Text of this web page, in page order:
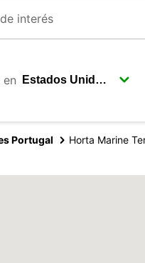
Portugal Horta Marine